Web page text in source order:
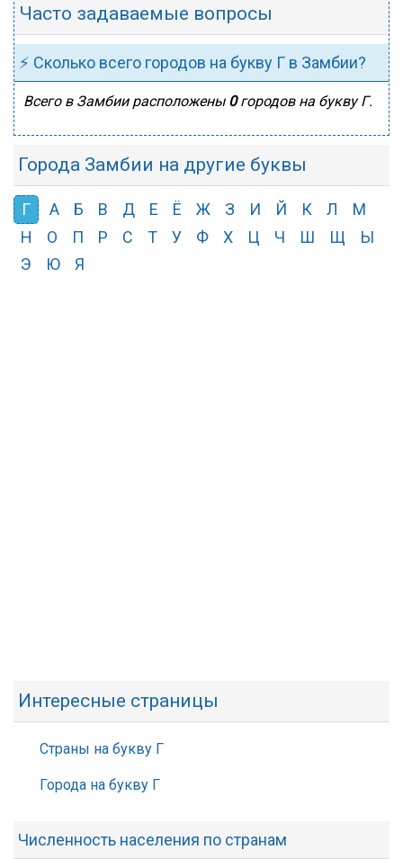
Часто задаваемые вопросы
⚡ Сколько всего городов на букву Г в Замбии?
Всего в Замбии расположены 0городов на букву Г.
Города Замбии на другие буквы
Г А Б В Д Е Ё Ж З И Й К Л
М
Н
О П Р С Т У Ф Х Ц Ч Ш Щ
Ы
Э
Ю Я
Интересные страницы
Страны на букву Г
Города на букву Г
Численность населения по странам